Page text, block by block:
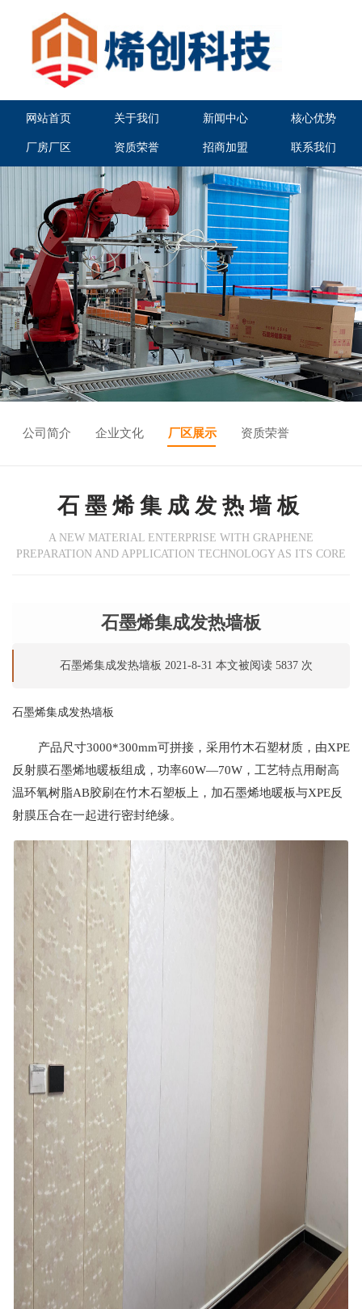
网站首页 关于我们 新闻中心 核心优势
厂房厂区 资质荣誉 招商加盟 联系我们
公司简介 企业文化 厂区展示 资质荣誉
石墨烯集成发热墙板
A NEW MATERIAL ENTERPRISE WITH GRAPHENE
PREPARATION AND APPLICATION TECHNOLOGY AS ITS CORE
石墨烯集成发热墙板
石墨烯集成发热墙板 2021-8-31 本文被阅读 5837 次
石墨烯集成发热墙板
产品尺寸3000*300mm可拼接，采用竹木石塑材质，由XPE
反射膜石墨烯地暖板组成，功率60W—70W，工艺特点用耐高
温环氧树脂AB胶刷在竹木石塑板上，加石墨烯地暖板与XPE反
射膜压合在一起进行密封绝缘。